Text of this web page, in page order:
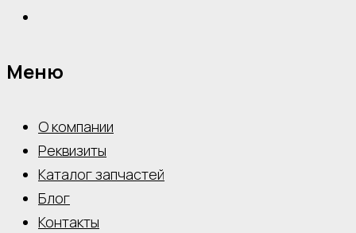
Меню
О компании
Реквизиты
Каталог запчастей
Блог
Контакты